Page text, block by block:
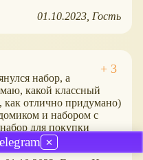
01.10.2023 Гость
набор, а
какой классный
как отлично придумано)
и набором с
для покупки
✕